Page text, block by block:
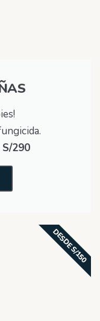
S/290
DESDE S/150